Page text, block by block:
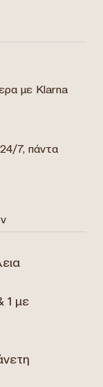
με Klarna
7, πάντα
1 με